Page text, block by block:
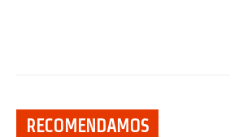
RECOMENDAMOS